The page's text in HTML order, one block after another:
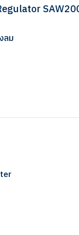
ลม